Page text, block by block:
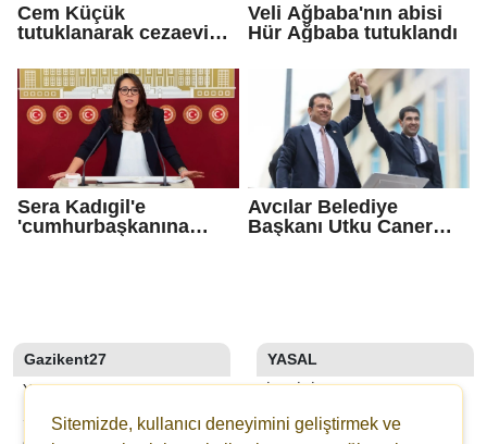
Cem Küçük
tutuklanarak cezaevine
Veli Ağbaba'nın abisi
Hür Ağbaba tutuklandı
Sera Kadıgil'e
'cumhurbaşkanına
Avcılar Belediye
Başkanı Utku Caner
Gazikent27
YAZARLAR
SON DAKİKA
YASAL
İLETIŞIM
KÜNYE
Sitemizde, kullanıcı deneyimini geliştirmek ve